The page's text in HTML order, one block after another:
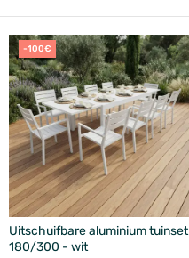
-100€
Uitschuifbare aluminium tuinset
180/300 - wit